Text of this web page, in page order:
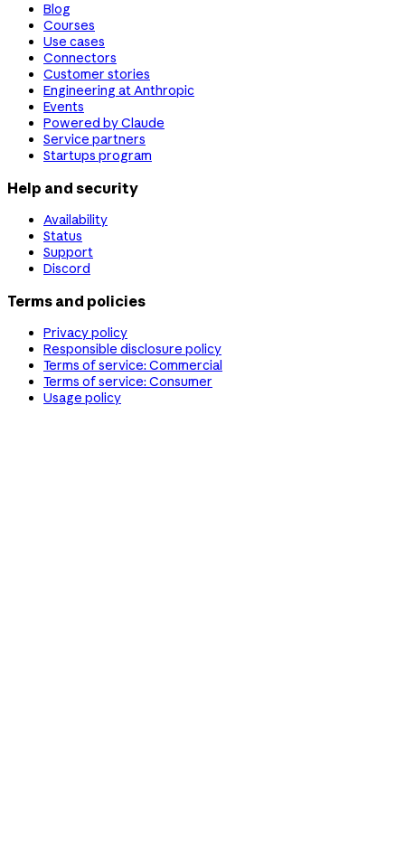
Blog
Courses
Use cases
Connectors
Customer stories
Engineering at Anthropic
Events
Powered by Claude
Service partners
Startups program
Help and security
Availability
Status
Support
Discord
Terms and policies
Privacy policy
Responsible disclosure policy
Terms of service: Commercial
Terms of service: Consumer
Usage policy